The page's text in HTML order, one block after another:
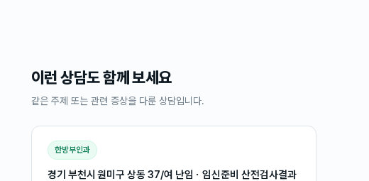
이런 상담도 함께 보세요
같은 주제 또는 관련 증상을 다룬 상담입니다.
한방부인과
경기 부천시 원미구 상동 37/여 난임ㆍ임신준비 산전검사결과